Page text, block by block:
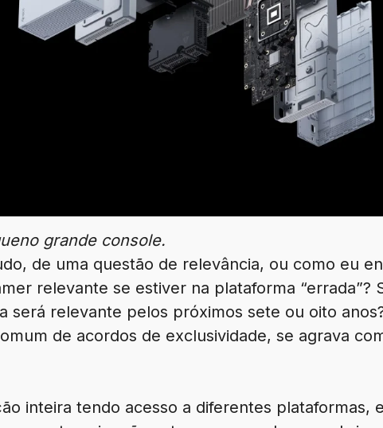
grande console.
de uma questão de relevância, ou como eu
relevante se estiver na plataforma “errada”?
será relevante pelos próximos sete ou oito
de acordos de exclusividade, se agrava
inteira tendo acesso a diferentes plataformas,